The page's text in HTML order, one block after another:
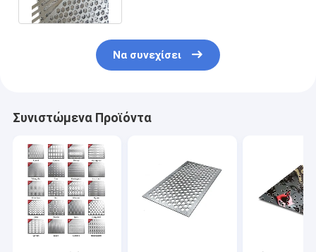
Να συνεχίσει
Συνιστώμενα Προϊόντα